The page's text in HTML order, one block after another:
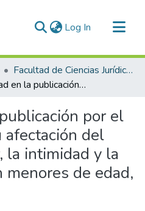
Log In (current)
Facultad de Ciencias Jurídicas y Políticas
Impunidad en la publicación por el social media y su afectación del derecho al honor, la intimidad y la propia imagen en menores de edad, Arequipa 2022
por el
afectación del
la intimidad y la
menores de edad,